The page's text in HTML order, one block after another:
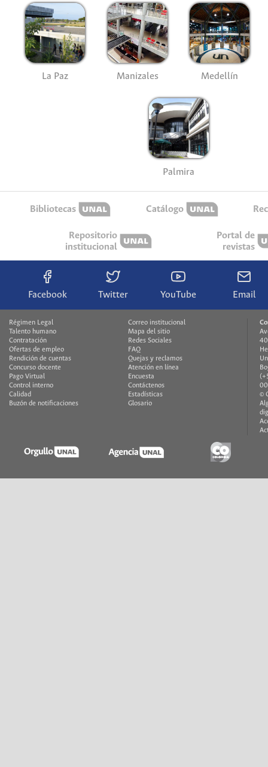
La Paz Manizales Medellín
Palmira
Bibliotecas Catálogo
Repositorio
institucional
Portal de
revistas
Facebook Twitter YouTube Email
Régimen Legal
Talento humano
Contratación
Ofertas de empleo
Rendición de cuentas
Concurso docente
Pago Virtual
Control interno
Calidad
Buzón de notificaciones
Correo institucional
Mapa del sitio
Redes Sociales
FAQ
Quejas y reclamos
Atención en línea
Encuesta
Contáctenos
Estadísticas
Glosario
©